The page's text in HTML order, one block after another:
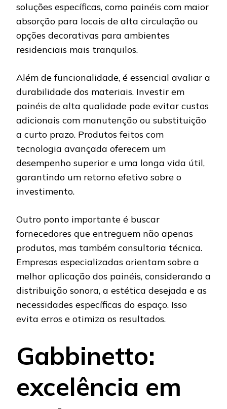
soluções específicas, como painéis com maior
absorção para locais de alta circulação ou
opções decorativas para ambientes
residenciais mais tranquilos.
Além de funcionalidade, é essencial avaliar a
durabilidade dos materiais. Investir em
painéis de alta qualidade pode evitar custos
adicionais com manutenção ou substituição
a curto prazo. Produtos feitos com
tecnologia avançada oferecem um
desempenho superior e uma longa vida útil,
garantindo um retorno efetivo sobre o
investimento.
Outro ponto importante é buscar
fornecedores que entreguem não apenas
produtos, mas também consultoria técnica.
Empresas especializadas orientam sobre a
melhor aplicação dos painéis, considerando a
distribuição sonora, a estética desejada e as
necessidades específicas do espaço. Isso
evita erros e otimiza os resultados.
Gabbinetto:
excelência em